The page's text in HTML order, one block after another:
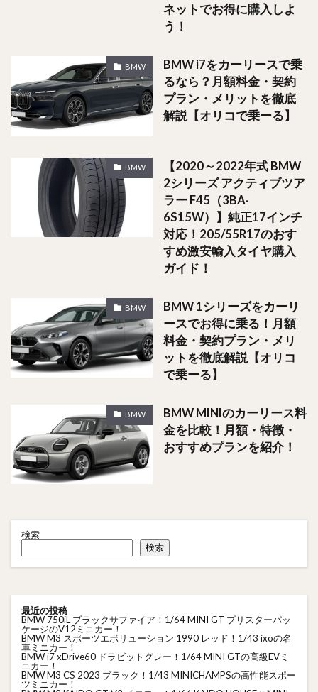
ネットでお得に購入しよ
う！
BMW
BMW i7をカーリースで乗
るなら？月額料金・契約
プラン・メリットを徹底
解説【オリコで乗ーる】
BMW
【2020～2022年式 BMW
2シリーズ アクティブツア
ラー F45（3BA-
6S15W）】純正17インチ
対応！205/55R17のおす
すめ激安輸入タイヤ購入
ガイド！
BMW
BMW 1シリーズをカーリ
ースでお得に乗る！月額
料金・契約プラン・メリ
ットを徹底解説【オリコ
で乗ーる】
BMW
BMW MINIのカーリース料
金を比較！月額・特徴・
おすすめプランを紹介！
検索
検索
最近の投稿
BMW 750iL ブラックサファイア！1/64 MINI GT ブリスターパッ
ケージのV12ミニカー！
BMW M3 スポーツエボリューション 1990 レッド！1/43 ixoの名
車ミニカー！
BMW i7 xDrive60 ドラビットグレー！1/64 MINI GTの高級EVミ
ニカー！
BMW M3 CS 2023 ブラック！1/43 MINICHAMPSの高性能スポー
ツミニカー！